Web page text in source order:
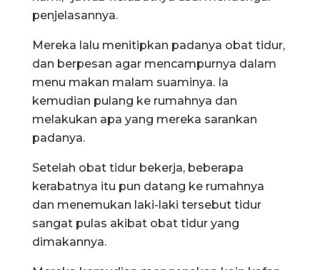
penjelasannya.
Mereka lalu menitipkan padanya obat tidur,
dan berpesan agar mencampurnya dalam
menu makan malam suaminya. Ia
kemudian pulang ke rumahnya dan
melakukan apa yang mereka sarankan
padanya.
Setelah obat tidur bekerja, beberapa
kerabatnya itu pun datang ke rumahnya
dan menemukan laki-laki tersebut tidur
sangat pulas akibat obat tidur yang
dimakannya.